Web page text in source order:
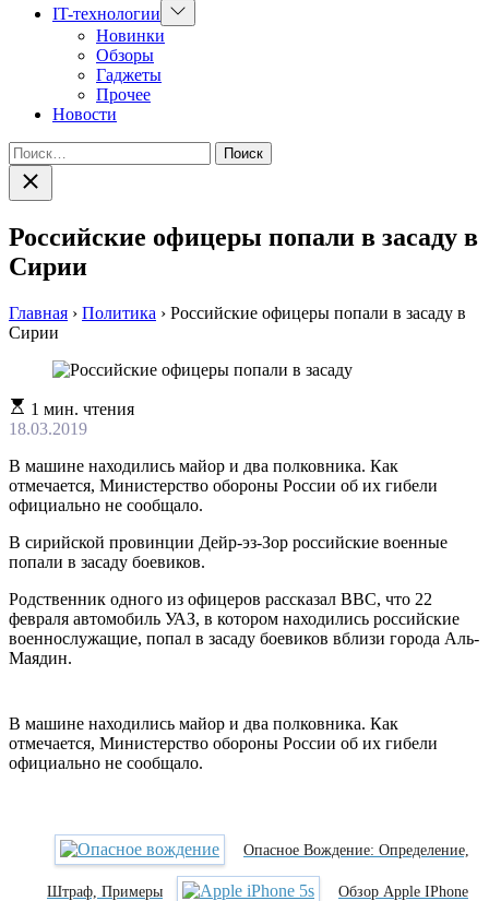
IT-технологии
Показать
подменю
Новинки
Обзоры
Гаджеты
Прочее
Новости
Найти:
Закрыть
поиск
Российские офицеры попали в засаду в
Сирии
Главная › Политика › Российские офицеры попали в засаду в
Сирии
Расчетное
время
1 мин. чтения
18.03.2019
В машине находились майор и два полковника. Как
отмечается, Министерство обороны России об их гибели
официально не сообщало.
В сирийской провинции Дейр-эз-Зор российские военные
попали в засаду боевиков.
Родственник одного из офицеров рассказал BBC, что 22
февраля автомобиль УАЗ, в котором находились российские
военнослужащие, попал в засаду боевиков вблизи города Аль-
Маядин.
В машине находились майор и два полковника. Как
отмечается, Министерство обороны России об их гибели
официально не сообщало.
Опасное Вождение: Определение,
Штраф, Примеры Обзор Apple IPhone